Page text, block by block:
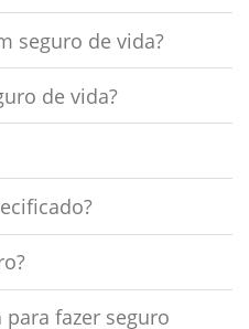
seguro de vida?
de vida?
fazer seguro